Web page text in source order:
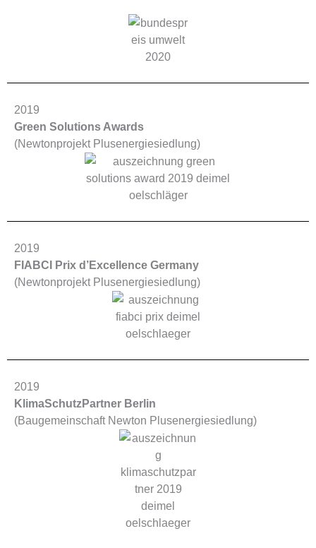
2019
Green Solutions Awards
(Newtonprojekt Plusenergiesiedlung)
2019
FIABCI Prix d’Excellence Germany
(Newtonprojekt Plusenergiesiedlung)
2019
KlimaSchutzPartner Berlin
(Baugemeinschaft Newton Plusenergiesiedlung)